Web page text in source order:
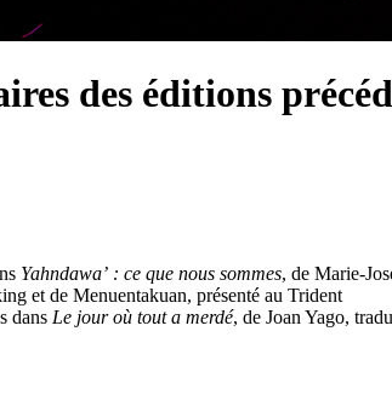
des éditions
Yahndawa’ : ce que nous sommes, de Marie-
et de Menuentakuan, présenté au Trident
dans Le jour où tout a merdé, de Joan Yago,